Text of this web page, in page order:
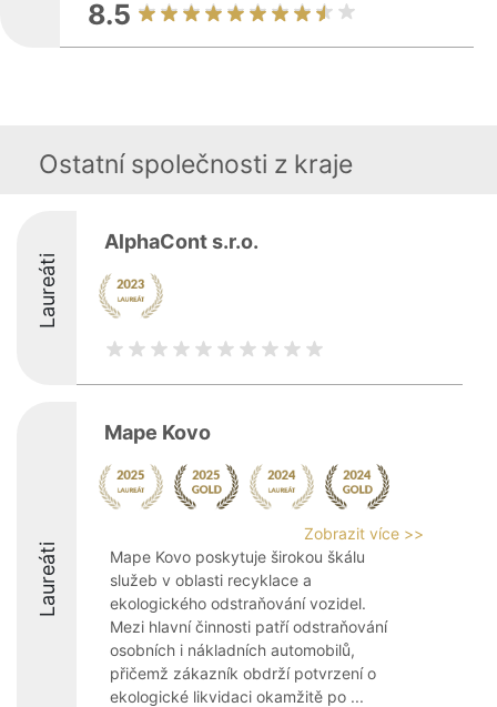
8.5
Ostatní společnosti z kraje
Laureáti
AlphaCont s.r.o.
Laureáti
Mape Kovo
Zobrazit více >>
Mape Kovo poskytuje širokou škálu
služeb v oblasti recyklace a
ekologického odstraňování vozidel.
Mezi hlavní činnosti patří odstraňování
osobních i nákladních automobilů,
přičemž zákazník obdrží potvrzení o
ekologické likvidaci okamžitě po ...